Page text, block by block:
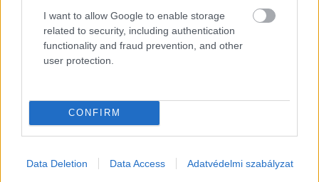
I want to allow Google to enable storage
related to security, including authentication
functionality and fraud prevention, and other
user protection.
CONFIRM
Data Deletion Data Access Adatvédelmi szabályzat
EZEK IS ÉRDEKELHETNEK